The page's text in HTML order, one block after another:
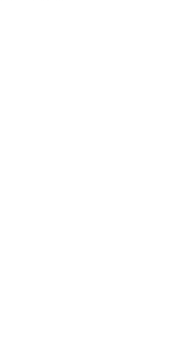
adequado para